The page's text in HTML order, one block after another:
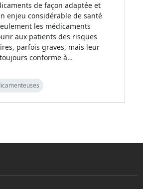
de façon adaptée et
enjeu considérable de santé
les médicaments
aux patients des risques
parfois graves, mais leur
toujours conforme à…